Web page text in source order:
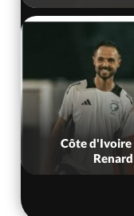
Côte d'Ivoire